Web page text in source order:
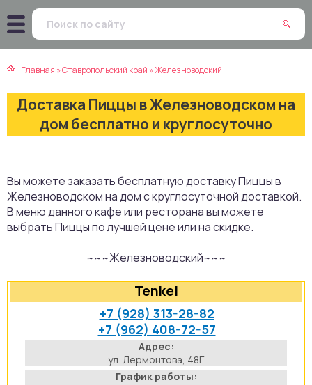
Главная »Ставропольский край »Железноводский
Доставка Пиццы в Железноводском на
дом бесплатно и круглосуточно
Вы можете заказать бесплатную доставку Пиццы в
Железноводском на дом с круглосуточной доставкой.
В меню данного кафе или ресторана вы можете
выбрать Пиццы по лучшей цене или на скидке.
~~~Железноводский~~~
Tenkei
+7 (928) 313-28-82
+7 (962) 408-72-57
Адрес:
ул. Лермонтова, 48Г
График работы:
кухня
кухня
кухня